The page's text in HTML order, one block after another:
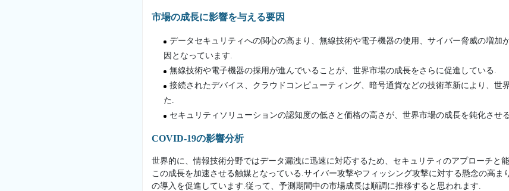
市場の成長に影響を与える要因
データセキュリティへの関心の高まり、無線技術や電子機器の使用、サイバー脅威の増加
因となっています.
無線技術や電子機器の採用が進んでいることが、世界市場の成長をさらに促進している.
接続されたデバイス、クラウドコンピューティング、暗号通貨などの技術革新により、世
た.
セキュリティソリューションの認知度の低さと価格の高さが、世界市場の成長を鈍化させ
COVID-19の影響分析
世界的に、情報技術分野ではデータ漏洩に迅速に対応するため、セキュリティのアプローチと
この成長を加速させる触媒となっている.サイバー攻撃やフィッシング攻撃に対する懸念の高ま
の導入を促進しています.従って、予測期間中の市場成長は順調に推移すると思われます.